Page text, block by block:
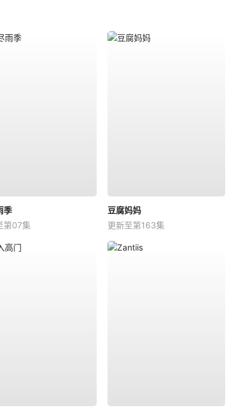
季
第07集
豆腐妈妈
更新至第163集